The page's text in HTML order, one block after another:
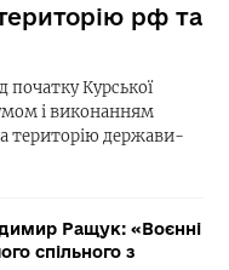
рф та
початку Курської
і виконанням
територію держави-
Ращук: «Воєнні
спільного з